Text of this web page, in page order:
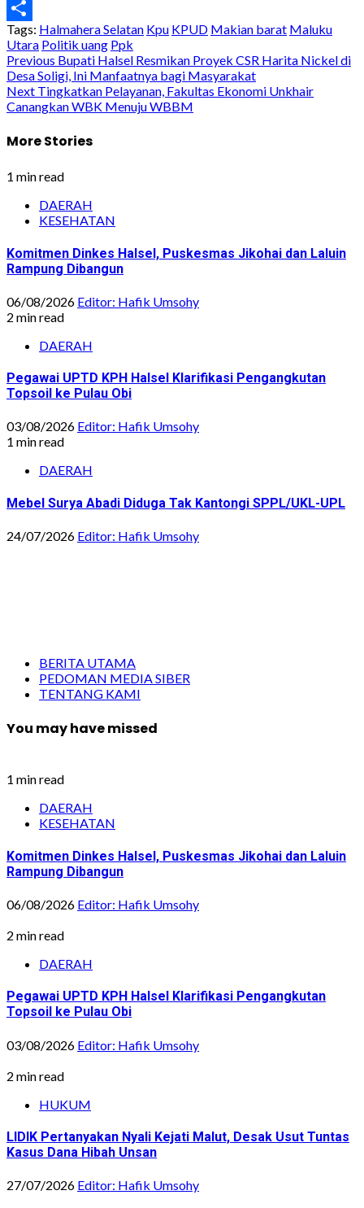
WhatsApp
Share
Tags: Halmahera Selatan Kpu KPUD Makian barat Maluku
Utara Politik uang Ppk
Post
navigation
Previous Bupati Halsel Resmikan Proyek CSR Harita Nickel di
Desa Soligi, Ini Manfaatnya bagi Masyarakat
Next Tingkatkan Pelayanan, Fakultas Ekonomi Unkhair
Canangkan WBK Menuju WBBM
More Stories
1 min read
DAERAH
KESEHATAN
Komitmen Dinkes Halsel, Puskesmas Jikohai dan Laluin
Rampung Dibangun
06/08/2026 Editor: Hafik Umsohy
2 min read
DAERAH
Pegawai UPTD KPH Halsel Klarifikasi Pengangkutan
Topsoil ke Pulau Obi
03/08/2026 Editor: Hafik Umsohy
1 min read
DAERAH
Mebel Surya Abadi Diduga Tak Kantongi SPPL/UKL-UPL
24/07/2026 Editor: Hafik Umsohy
BERITA UTAMA
PEDOMAN MEDIA SIBER
TENTANG KAMI
You may have missed
1 min read
DAERAH
KESEHATAN
Komitmen Dinkes Halsel, Puskesmas Jikohai dan Laluin
Rampung Dibangun
06/08/2026 Editor: Hafik Umsohy
2 min read
DAERAH
Pegawai UPTD KPH Halsel Klarifikasi Pengangkutan
Topsoil ke Pulau Obi
03/08/2026 Editor: Hafik Umsohy
2 min read
HUKUM
LIDIK Pertanyakan Nyali Kejati Malut, Desak Usut Tuntas
Kasus Dana Hibah Unsan
27/07/2026 Editor: Hafik Umsohy